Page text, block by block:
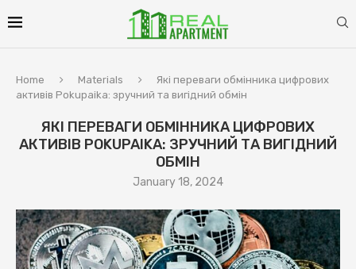
Home Materials
Які переваги обмінника цифрових
активів Pokupaika: зручний та вигідний обмін
ЯКІ ПЕРЕВАГИ ОБМІННИКА ЦИФРОВИХ
АКТИВІВ POKUPAIKA: ЗРУЧНИЙ ТА ВИГІДНИЙ
ОБМІН
January 18, 2024